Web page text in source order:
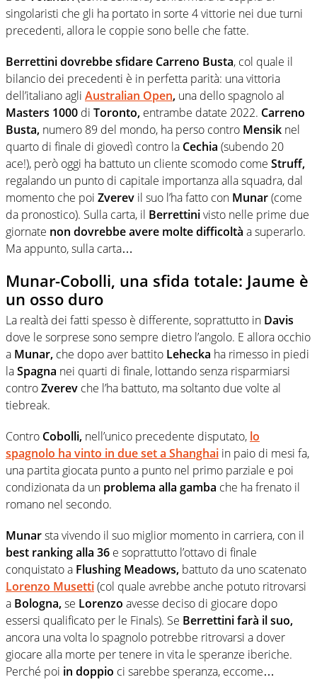
singolaristi che gli ha portato in sorte 4 vittorie nei due turni
precedenti, allora le coppie sono belle che fatte.
Berrettini dovrebbe sfidare Carreno Busta, col quale il
bilancio dei precedenti è in perfetta parità: una vittoria
dell’italiano agli Australian Open, una dello spagnolo al
Masters 1000 di Toronto, entrambe datate 2022. Carreno
Busta, numero 89 del mondo, ha perso contro Mensik nel
quarto di finale di giovedì contro la Cechia (subendo 20
ace!), però oggi ha battuto un cliente scomodo come Struff,
regalando un punto di capitale importanza alla squadra, dal
momento che poi Zverev il suo l’ha fatto con Munar(come
da pronostico). Sulla carta, il Berrettinivisto nelle prime due
giornate non dovrebbe avere molte difficoltà a superarlo.
Ma appunto, sulla carta…
Munar-Cobolli, una sfida totale: Jaume è
un osso duro
La realtà dei fatti spesso è differente, soprattutto in Davis
dove le sorprese sono sempre dietro l’angolo. E allora occhio
a Munar, che dopo aver battito Lehecka ha rimesso in piedi
laSpagna nei quarti di finale, lottando senza risparmiarsi
controZverev che l’ha battuto, ma soltanto due volte al
tiebreak.
Contro Cobolli, nell’unico precedente disputato, lo
spagnolo ha vinto in due set a Shanghai in paio di mesi fa,
una partita giocata punto a punto nel primo parziale e poi
condizionata da un problema alla gamba che ha frenato il
romano nel secondo.
Munarsta vivendo il suo miglior momento in carriera, con il
best ranking alla 36 e soprattutto l’ottavo di finale
conquistato a Flushing Meadows, battuto da uno scatenato
Lorenzo Musetti(col quale avrebbe anche potuto ritrovarsi
a Bologna,se Lorenzo avesse deciso di giocare dopo
essersi qualificato per le Finals). Se Berrettinifarà il suo,
ancora una volta lo spagnolo potrebbe ritrovarsi a dover
giocare alla morte per tenere in vita le speranze iberiche.
Perché poi in doppio ci sarebbe speranza, eccome…